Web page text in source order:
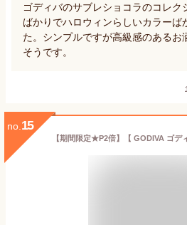
ゴディバのサブレショコラのコレク
ばかりでハロウィンらしいカラーば
た。シンプルですが高級感のあるお
そうです。
no. 15